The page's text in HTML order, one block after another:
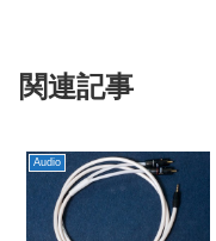
関連記事
Audio